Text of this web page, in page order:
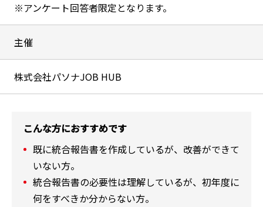
※アンケート回答者限定となります。
主催
株式会社パソナJOB HUB
こんな方におすすめです
既に統合報告書を作成しているが、改善ができて
いない方。
統合報告書の必要性は理解しているが、初年度に
何をすべきか分からない方。